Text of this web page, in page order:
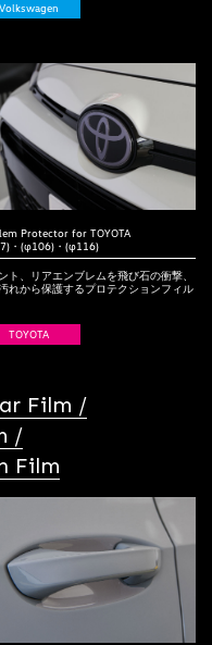
Volkswagen
Protector for TOYOTA
・(φ106)・(φ116)
ト、リアエンブレムを飛び石の衝撃、
れから保護するプロテクションフィル
TOYOTA
Film /
/
Film